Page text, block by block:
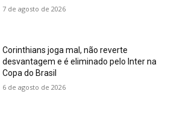
7 de agosto de 2026
Corinthians joga mal, não reverte
desvantagem e é eliminado pelo Inter na
Copa do Brasil
6 de agosto de 2026